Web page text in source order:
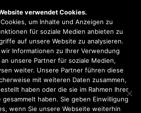
2021
verwendet Cookies.
um Inhalte und Anzeigen zu
für soziale Medien anbieten zu
auf unsere Website zu analysieren.
Informationen zu Ihrer Verwendung
unsere Partner für soziale Medien,
weiter. Unsere Partner führen diese
mit weiteren Daten zusammen,
haben oder die sie im Rahmen Ihrer
haben. Sie geben Einwilligung
wenn Sie unsere Webseite weiterhin